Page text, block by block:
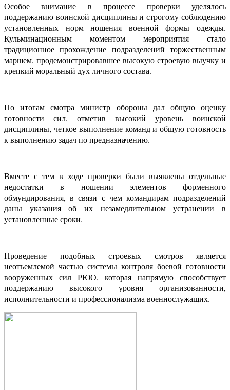
Особое внимание в процессе проверки уделялось
поддержанию воинской дисциплины и строгому соблюдению
установленных норм ношения военной формы одежды.
Кульминационным моментом мероприятия стало
традиционное прохождение подразделений торжественным
маршем, продемонстрировавшее высокую строевую выучку и
крепкий моральный дух личного состава.
По итогам смотра министр обороны дал общую оценку
готовности сил, отметив высокий уровень воинской
дисциплины, четкое выполнение команд и общую готовность
к выполнению задач по предназначению.
Вместе с тем в ходе проверки были выявлены отдельные
недостатки в ношении элементов форменного
обмундирования, в связи с чем командирам подразделений
даны указания об их незамедлительном устранении в
установленные сроки.
Проведение подобных строевых смотров является
неотъемлемой частью системы контроля боевой готовности
вооруженных сил РЮО, которая напрямую способствует
поддержанию высокого уровня организованности,
исполнительности и профессионализма военнослужащих.